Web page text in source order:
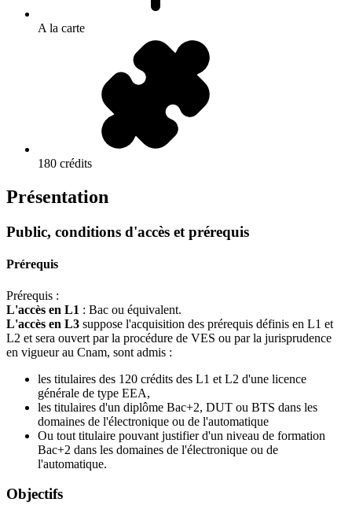
A la carte
180 crédits
Présentation
Public, conditions d'accès et prérequis
Prérequis
Prérequis :
L'accès en L1 : Bac ou équivalent.
L'accès en L3 suppose l'acquisition des prérequis définis en L1 et
L2 et sera ouvert par la procédure de VES ou par la jurisprudence
en vigueur au Cnam, sont admis :
les titulaires des 120 crédits des L1 et L2 d'une licence
générale de type EEA,
les titulaires d'un diplôme Bac+2, DUT ou BTS dans les
domaines de l'électronique ou de l'automatique
Ou tout titulaire pouvant justifier d'un niveau de formation
Bac+2 dans les domaines de l'électronique ou de
l'automatique.
Objectifs